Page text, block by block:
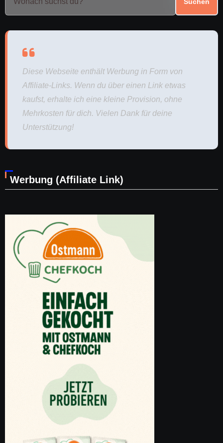
Diese Webseite enthält Werbung in Form von
Affiliate-Links. Wenn du über einen Link etwas
kaufst, erhalte ich eine kleine Provision, ohne
Mehrkosten für dich. Vielen Dank für deine
Unterstützung!
Werbung (Affiliate Link)